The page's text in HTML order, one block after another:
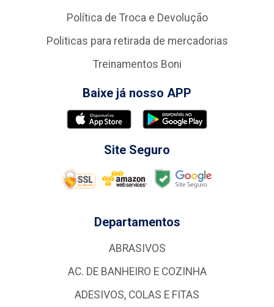
Política de Troca e Devolução
Politicas para retirada de mercadorias
Treinamentos Boni
Baixe já nosso APP
Site Seguro
Departamentos
ABRASIVOS
AC. DE BANHEIRO E COZINHA
ADESIVOS, COLAS E FITAS